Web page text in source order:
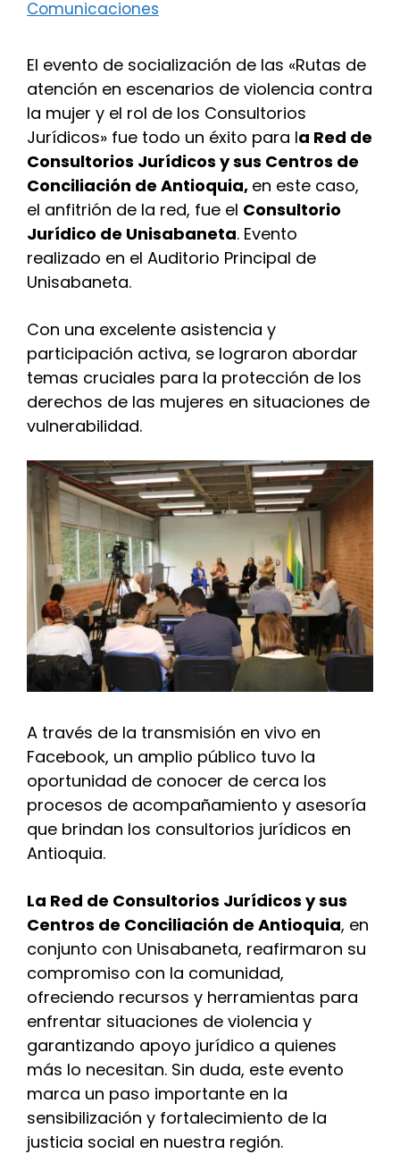
Comunicaciones
El evento de socialización de las «Rutas de
atención en escenarios de violencia contra
la mujer y el rol de los Consultorios
Jurídicos» fue todo un éxito para la Red de
Consultorios Jurídicos y sus Centros de
Conciliación de Antioquia, en este caso,
el anfitrión de la red, fue el Consultorio
Jurídico de Unisabaneta. Evento
realizado en el Auditorio Principal de
Unisabaneta.
Con una excelente asistencia y
participación activa, se lograron abordar
temas cruciales para la protección de los
derechos de las mujeres en situaciones de
vulnerabilidad.
A través de la transmisión en vivo en
Facebook, un amplio público tuvo la
oportunidad de conocer de cerca los
procesos de acompañamiento y asesoría
que brindan los consultorios jurídicos en
Antioquia.
La Red de Consultorios Jurídicos y sus
Centros de Conciliación de Antioquia, en
conjunto con Unisabaneta, reafirmaron su
compromiso con la comunidad,
ofreciendo recursos y herramientas para
enfrentar situaciones de violencia y
garantizando apoyo jurídico a quienes
más lo necesitan. Sin duda, este evento
marca un paso importante en la
sensibilización y fortalecimiento de la
justicia social en nuestra región.